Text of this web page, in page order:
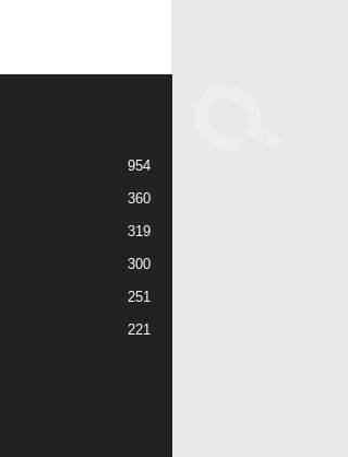
954
360
319
300
251
221